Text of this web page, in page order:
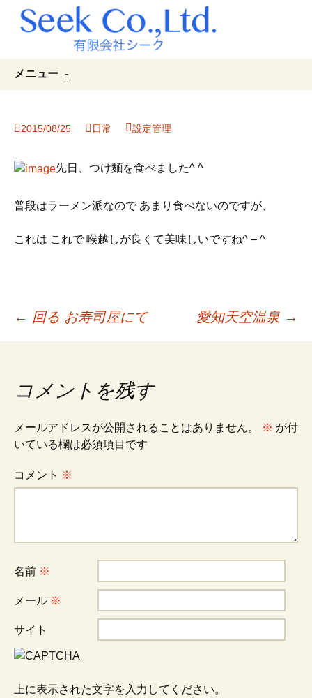
メニュー
ツ
ス
ッ
2015/08/25 日常 設定管理
先日、つけ麵を食べました^ ^
普段はラーメン派なので あまり食べないのですが、
これは これで 喉越しが良くて美味しいですね^ – ^
投
ナ
ビ
ゲ
ー
シ
ョ
ン
← 回る お寿司屋にて 愛知天空温泉 →
コメントを残す
メールアドレスが公開されることはありません。 ※ が付
いている欄は必須項目です
コメント ※
名前 ※
メール ※
サイト
上に表示された文字を入力してください。